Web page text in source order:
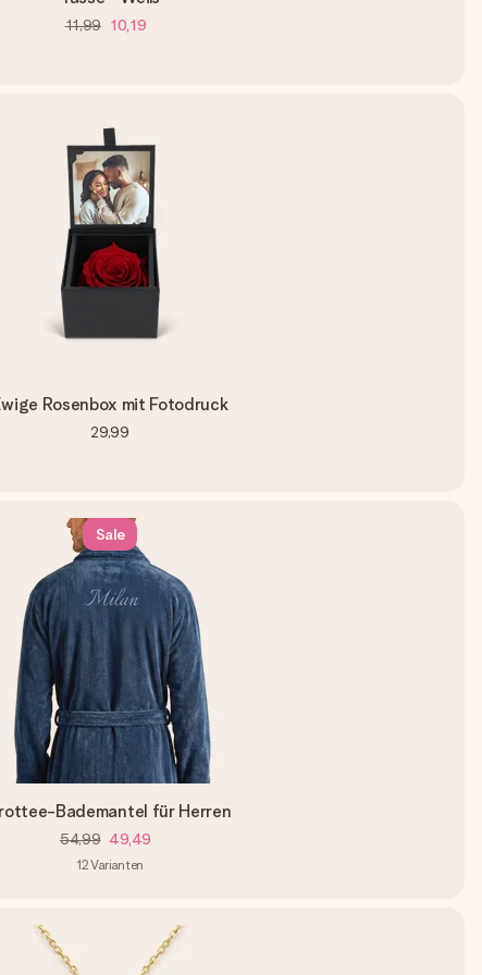
11,99 10,19
Rosenbox mit Fotodruck
29,99
Sale
Bademantel für Herren
54,99 49,49
12Varianten